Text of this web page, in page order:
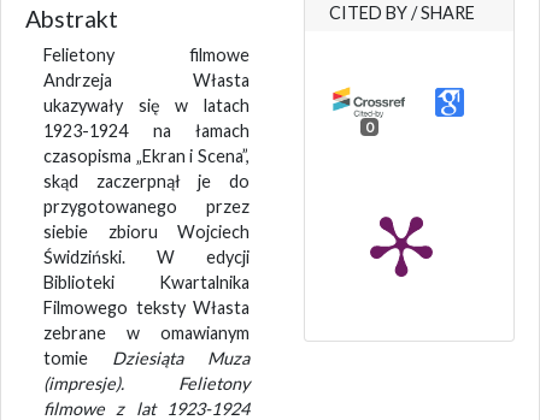
Abstrakt
Felietony filmowe
Andrzeja Własta
ukazywały się w latach
1923-1924 na łamach
czasopisma „Ekran i Scena”,
skąd zaczerpnął je do
przygotowanego przez
siebie zbioru Wojciech
Świdziński. W edycji
Biblioteki Kwartalnika
Filmowego teksty Własta
zebrane w omawianym
tomie Dziesiąta Muza
(impresje). Felietony
filmowe z lat 1923-1924
CITED BY / SHARE
0